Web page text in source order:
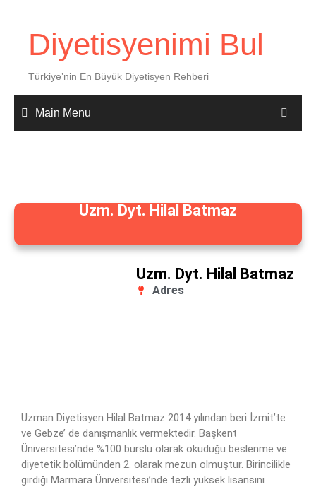
Diyetisyenimi Bul
Türkiye’nin En Büyük Diyetisyen Rehberi
Main Menu
Uzm. Dyt. Hilal Batmaz
Uzm. Dyt. Hilal Batmaz
Adres
Uzman Diyetisyen Hilal Batmaz 2014 yılından beri İzmit’te
ve Gebze’ de danışmanlık vermektedir. Başkent
Üniversitesi’nde %100 burslu olarak okuduğu beslenme ve
diyetetik bölümünden 2. olarak mezun olmuştur. Birincilikle
girdiği Marmara Üniversitesi’nde tezli yüksek lisansını